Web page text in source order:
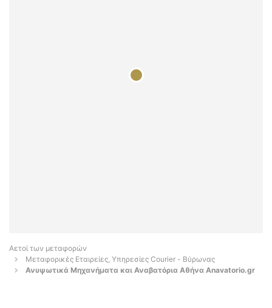
Αετοί των μεταφορών
Μεταφορικές Εταιρείες, Υπηρεσίες Courier - Βύρωνας
Ανυψωτικά Μηχανήματα και Αναβατόρια Αθήνα Anavatorio.gr